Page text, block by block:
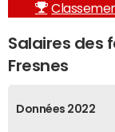
Salaires des
Fresnes
Données 2022